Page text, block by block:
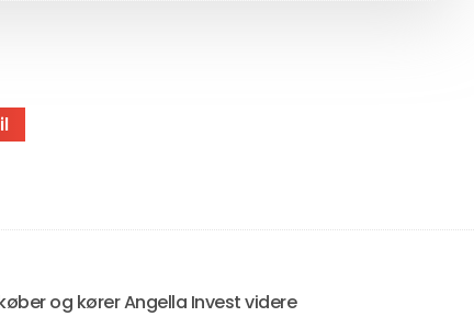
og kører Angella Invest videre